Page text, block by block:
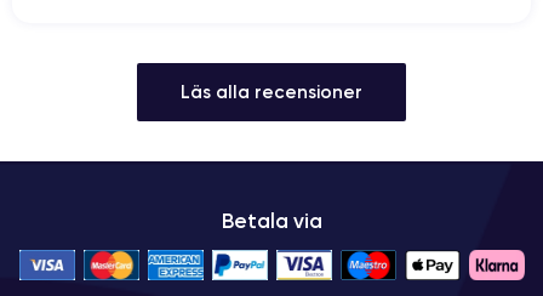
Läs alla recensioner
Betala via